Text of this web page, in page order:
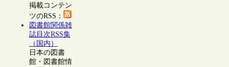
掲載コンテン
ツのRSS：
図書館関係雑
誌目次RSS集
（国内）
日本の図書
館・図書館情